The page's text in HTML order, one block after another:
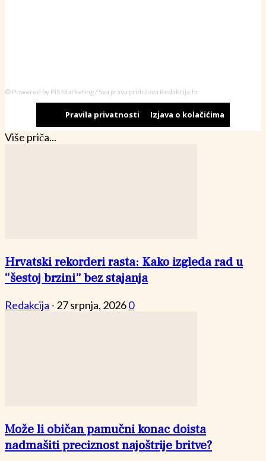
© Powered by PiS Marketing / Sva prava pridržava Redakcija.hr
Pravila privatnosti Izjava o kolačićima
Više priča...
Hrvatski rekorderi rasta: Kako izgleda rad u
“šestoj brzini” bez stajanja
Redakcija - 27 srpnja, 20260
Može li običan pamučni konac doista
nadmašiti preciznost najoštrije britve?